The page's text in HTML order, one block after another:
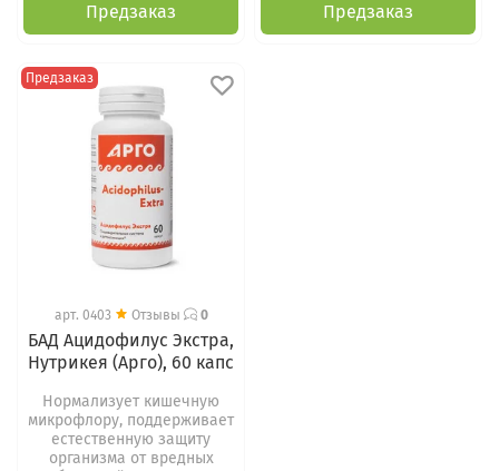
Предзаказ Предзаказ
Предзаказ
арт. 0403 Отзывы 0
БАД Ацидофилус Экстра,
Нутрикея (Арго), 60 капс
Нормализует кишечную
микрофлору, поддерживает
естественную защиту
организма от вредных